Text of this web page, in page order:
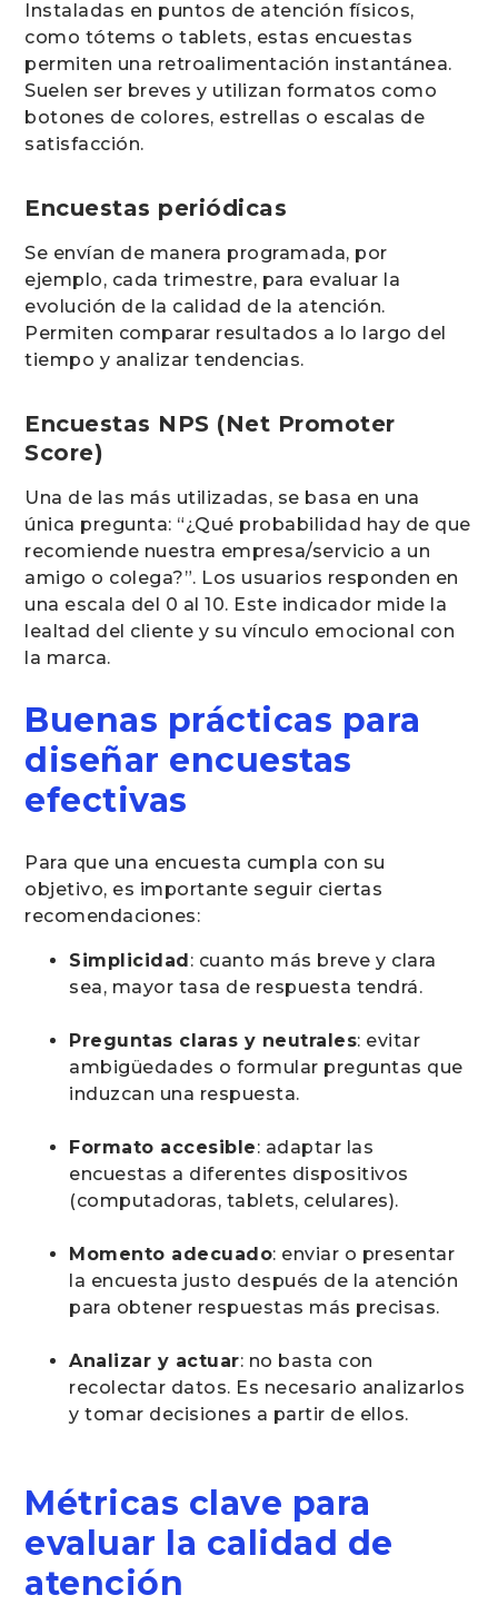
Instaladas en puntos de atención físicos,
como tótems o tablets, estas encuestas
permiten una retroalimentación instantánea.
Suelen ser breves y utilizan formatos como
botones de colores, estrellas o escalas de
satisfacción.
Encuestas periódicas
Se envían de manera programada, por
ejemplo, cada trimestre, para evaluar la
evolución de la calidad de la atención.
Permiten comparar resultados a lo largo del
tiempo y analizar tendencias.
Encuestas NPS (Net Promoter
Score)
Una de las más utilizadas, se basa en una
única pregunta: “¿Qué probabilidad hay de que
recomiende nuestra empresa/servicio a un
amigo o colega?”. Los usuarios responden en
una escala del 0 al 10. Este indicador mide la
lealtad del cliente y su vínculo emocional con
la marca.
Buenas prácticas para
diseñar encuestas
efectivas
Para que una encuesta cumpla con su
objetivo, es importante seguir ciertas
recomendaciones:
Simplicidad: cuanto más breve y clara
sea, mayor tasa de respuesta tendrá.
Preguntas claras y neutrales: evitar
ambigüedades o formular preguntas que
induzcan una respuesta.
Formato accesible: adaptar las
encuestas a diferentes dispositivos
(computadoras, tablets, celulares).
Momento adecuado: enviar o presentar
la encuesta justo después de la atención
para obtener respuestas más precisas.
Analizar y actuar: no basta con
recolectar datos. Es necesario analizarlos
y tomar decisiones a partir de ellos.
Métricas clave para
evaluar la calidad de
atención